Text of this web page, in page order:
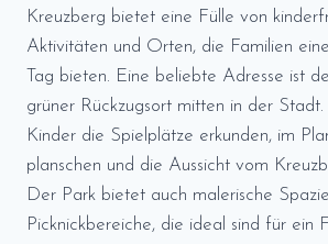
Kreuzberg bietet eine Fülle von
Aktivitäten und Orten, die Familien
Tag bieten. Eine beliebte Adresse ist
grüner Rückzugsort mitten in der
Kinder die Spielplätze erkunden, im
planschen und die Aussicht vom
Der Park bietet auch malerische
Picknickbereiche, die ideal sind für ein